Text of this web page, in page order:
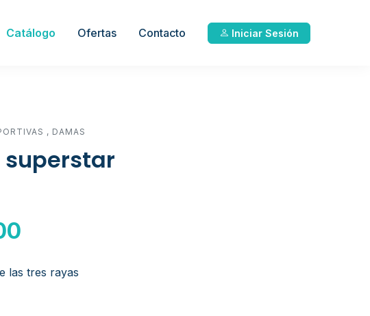
Catálogo Ofertas Contacto Iniciar Sesión
, DAMAS
las tres rayas